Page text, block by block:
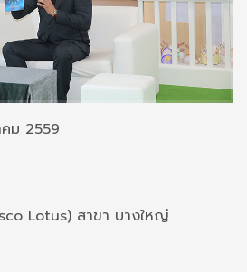
ม 2559
Lotus) สาขา บางใหญ่